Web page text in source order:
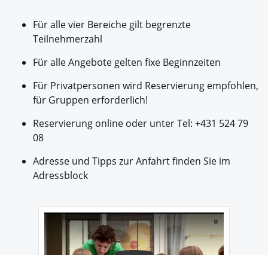
Für alle vier Bereiche gilt begrenzte
Teilnehmerzahl
Für alle Angebote gelten fixe Beginnzeiten
Für Privatpersonen wird Reservierung empfohlen,
für Gruppen erforderlich!
Reservierung online oder unter Tel: +431 524 79
08
Adresse und Tipps zur Anfahrt finden Sie im
Adressblock